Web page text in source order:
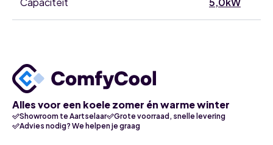
Alles voor een koele zomer én warme winter
Showroom te Aartselaar
Grote voorraad, snelle levering
Advies nodig? We helpen je graag